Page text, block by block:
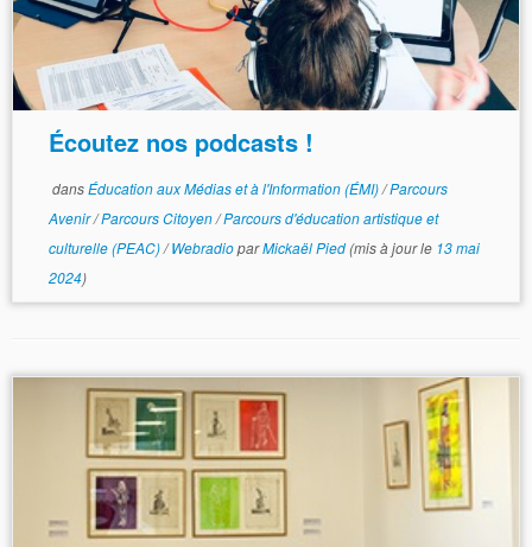
Écoutez nos podcasts !
dansÉducation aux Médias et à l'Information (ÉMI)/Parcours
Avenir/Parcours Citoyen/Parcours d'éducation artistique et
culturelle (PEAC)/WebradioparMickaël Pied(mis à jour le 13 mai
2024)